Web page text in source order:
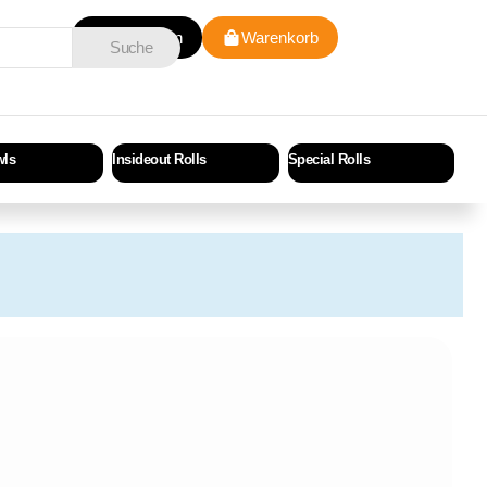
Suche
Anmelden Warenkorb
Insideout Rolls Special Rolls